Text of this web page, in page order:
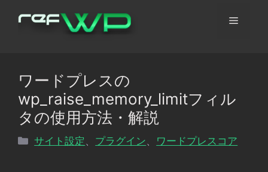
メ
ワードプレスの
wp_raise_memory_limitフィル
タの使用方法・解説
カ
サイト設定 プラグイン ワードプレスコア